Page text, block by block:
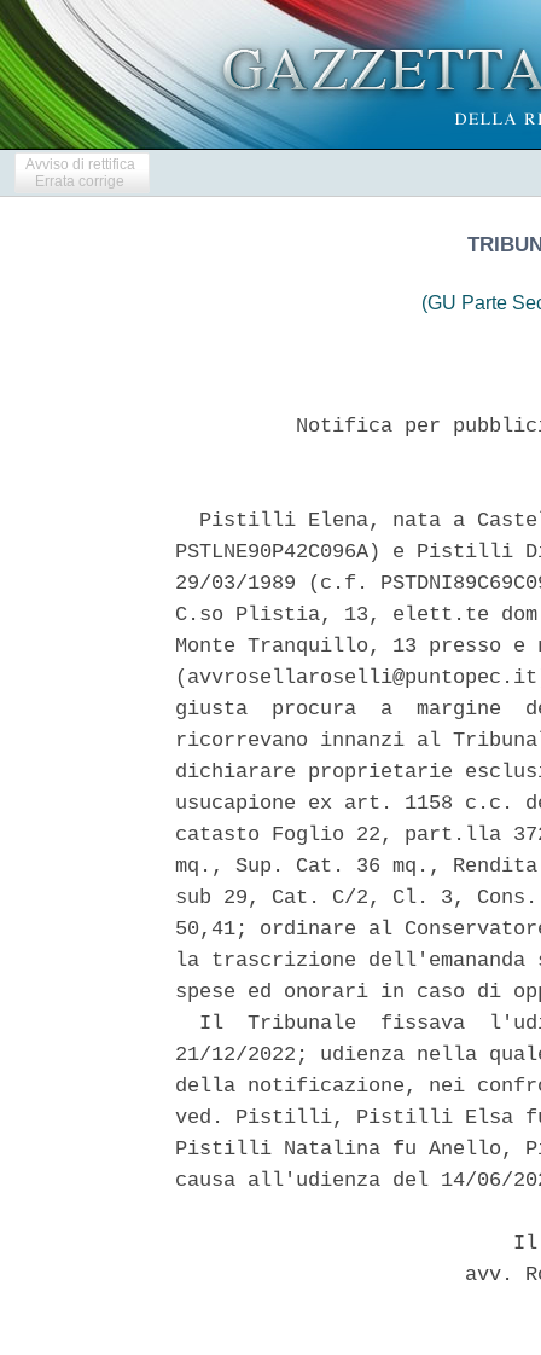
Avviso di rettifica
Errata corrige
(GU Parte
Notifica per
Pistilli Elena, nata a
PSTLNE90P42C096A) e
29/03/1989 (c.f.
C.so Plistia, 13, elett.te
Monte Tranquillo, 13 presso
giusta  procura  a  margine
ricorrevano innanzi al
dichiarare proprietarie
usucapione ex art. 1158
catasto Foglio 22, part.lla
mq., Sup. Cat. 36 mq.,
sub 29, Cat. C/2, Cl. 3,
50,41; ordinare al
la trascrizione dell'emananda
spese ed onorari in caso di
Il  Tribunale  fissava
21/12/2022; udienza nella
della notificazione, nei
ved. Pistilli, Pistilli Elsa
Pistilli Natalina fu Anello,
causa all'udienza del 14/06/
avv.